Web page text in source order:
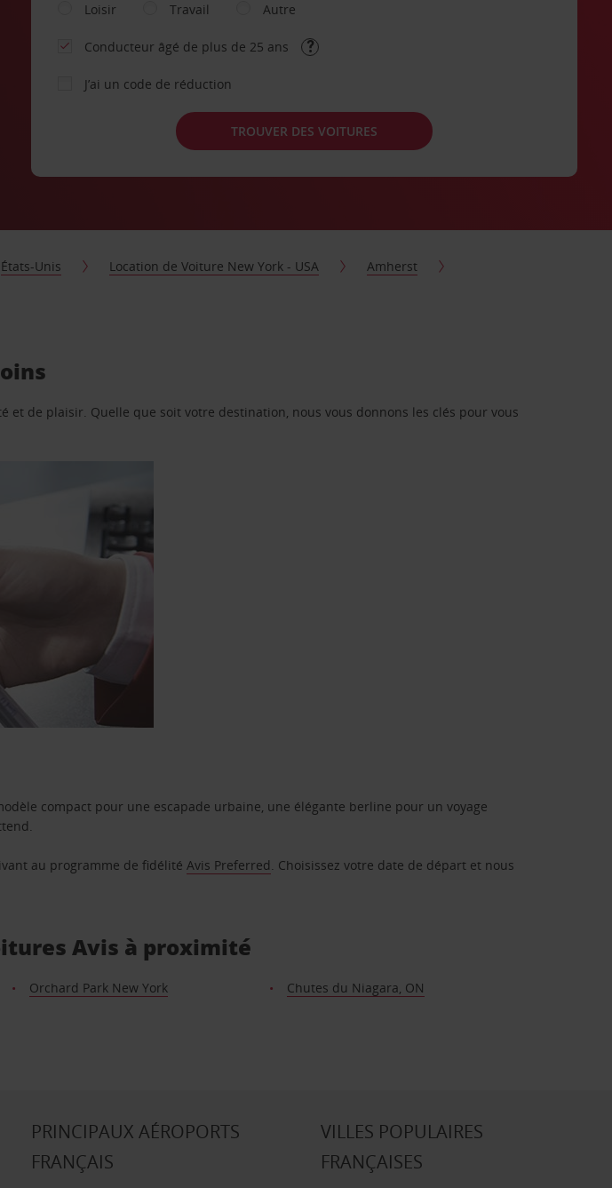
Loisir
Travail Autre
Conducteur âgé de plus de 25 ans
J’ai un code de réduction
TROUVER DES VOITURES
États-Unis Location de Voiture New York - USA
Amherst
de plaisir. Quelle que soit votre destination, nous vous donnons les clés pour vous
compact pour une escapade urbaine, une élégante berline pour un voyage
au programme de fidélitéAvis Preferred. Choisissez votre date de départ et nous
Avis à proximité
Orchard Park New York Chutes du Niagara, ON
PRINCIPAUX AÉROPORTS
FRANÇAIS
VILLES POPULAIRES
FRANÇAISES